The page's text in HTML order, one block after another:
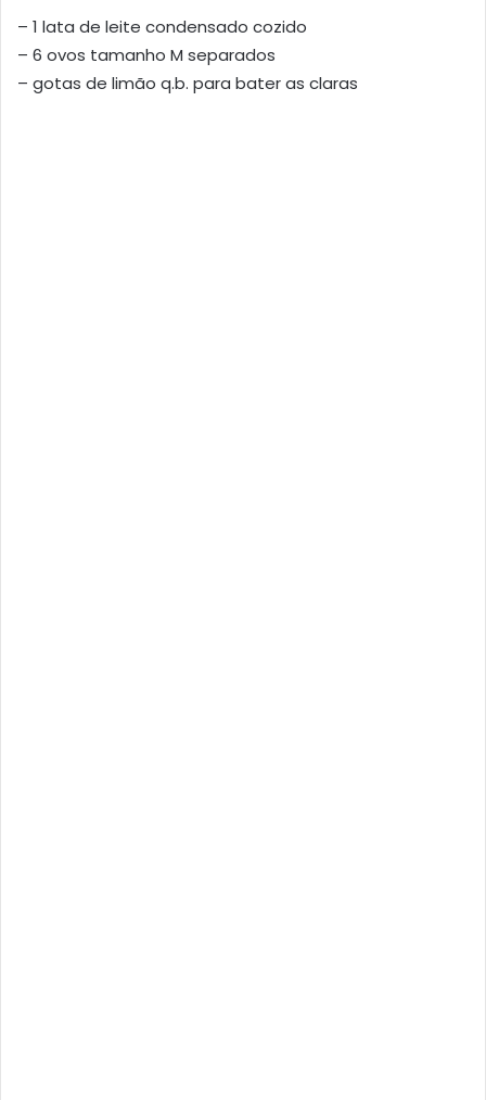
– 1 lata de leite condensado cozido
– 6 ovos tamanho M separados
– gotas de limão q.b. para bater as claras